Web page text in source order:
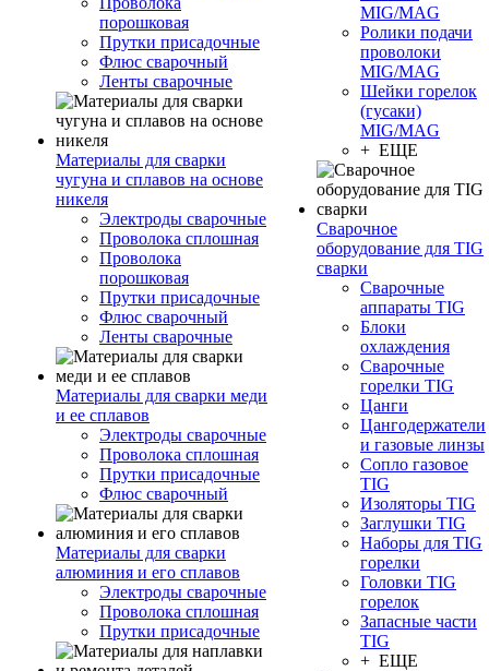
порошковая
Прутки присадочные
Флюс сварочный
Ленты сварочные
Материалы для сварки
чугуна и сплавов на основе
никеля
Электроды сварочные
Проволока сплошная
Проволока
порошковая
Прутки присадочные
Флюс сварочный
Ленты сварочные
Материалы для сварки меди
и ее сплавов
Электроды сварочные
Проволока сплошная
Прутки присадочные
Флюс сварочный
Материалы для сварки
алюминия и его сплавов
Электроды сварочные
Проволока сплошная
Прутки присадочные
MIG/MAG
Ролики подачи
проволоки
MIG/MAG
Шейки горелок
(гусаки)
MIG/MAG
+ ЕЩЕ
Сварочное
оборудование для TIG
сварки
Сварочные
аппараты TIG
Блоки
охлаждения
Сварочные
горелки TIG
Цанги
Цангодержатели
и газовые линзы
Сопло газовое
TIG
Изоляторы TIG
Заглушки TIG
Наборы для TIG
горелки
Головки TIG
горелок
Запасные части
TIG
+ ЕЩЕ